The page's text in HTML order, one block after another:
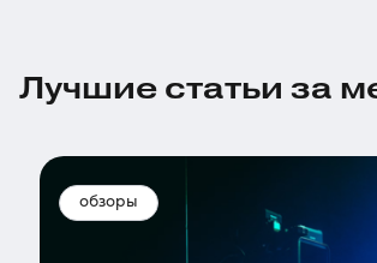
Лучшие статьи за
обзоры